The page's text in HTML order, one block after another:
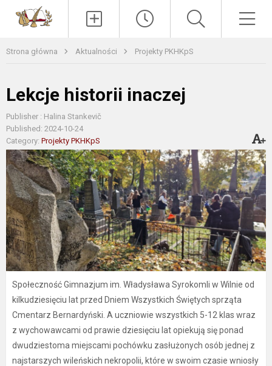
Strona główna Aktualności Projekty PKHKpS
Lekcje historii inaczej
Publisher : Halina Stankevič
Published: 2024-10-24
Category: Projekty PKHKpS
Społeczność Gimnazjum im. Władysława Syrokomli w Wilnie od
kilkudziesięciu lat przed Dniem Wszystkich Świętych sprząta
Cmentarz Bernardyński. A uczniowie wszystkich 5-12 klas wraz
z wychowawcami od prawie dziesięciu lat opiekują się ponad
dwudziestoma miejscami pochówku zasłużonych osób jednej z
najstarszych wileńskich nekropolii, które w swoim czasie wniosły